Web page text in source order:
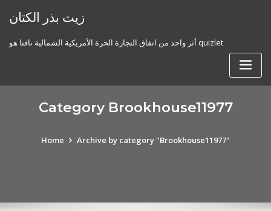
زيت بذر الكتان
أثر واحد من اتفاق التجارة الحرة الأمريكية الشمالية نافتا هو quizlet
Category Brookhouse11977
Home Archive by category "Brookhouse11977"